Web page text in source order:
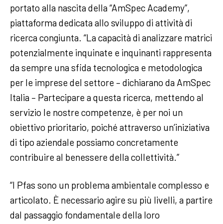
portato alla nascita della “AmSpec Academy”,
piattaforma dedicata allo sviluppo di attività di
ricerca congiunta. “La capacità di analizzare matrici
potenzialmente inquinate e inquinanti rappresenta
da sempre una sfida tecnologica e metodologica
per le imprese del settore – dichiarano da AmSpec
Italia – Partecipare a questa ricerca, mettendo al
servizio le nostre competenze, è per noi un
obiettivo prioritario, poiché attraverso un’iniziativa
di tipo aziendale possiamo concretamente
contribuire al benessere della collettività.”
“I Pfas sono un problema ambientale complesso e
articolato. È necessario agire su più livelli, a partire
dal passaggio fondamentale della loro